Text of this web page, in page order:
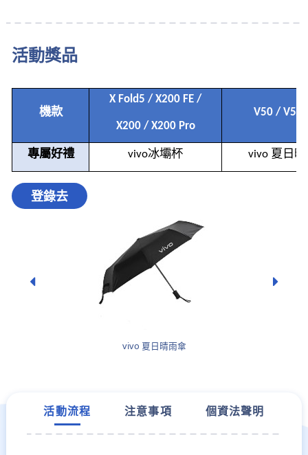
活動獎品
機款
X Fold5 / X200 FE /
X200 / X200 Pro
V50 / V50
專屬好禮 vivo冰壩杯 vivo 夏日
登錄去
vivo 夏日晴雨傘
活動流程 注意事項 個資法聲明